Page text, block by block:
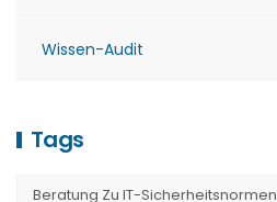
Wissen-Audit
Tags
Beratung Zu IT-Sicherheitsnormen